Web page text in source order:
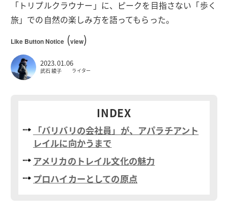
「トリプルクラウナー」に、ピークを目指さない「歩く
旅」での自然の楽しみ方を語ってもらった。
Like Button Notice(view)
2023.01.06
武石 綾子 ライター
INDEX
「バリバリの会社員」が、アパラチアント
レイルに向かうまで
アメリカのトレイル文化の魅力
プロハイカーとしての原点